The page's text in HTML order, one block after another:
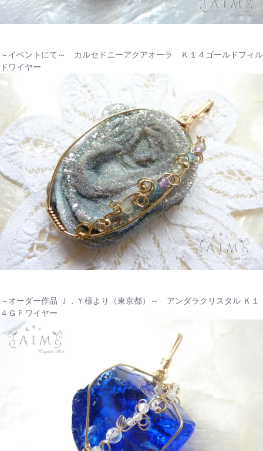
～イベントにて～ カルセドニーアクアオーラ Ｋ１４ゴールドフィル
ドワイヤー
～オーダー作品 Ｊ．Ｙ様より（東京都）～ アンダラクリスタル Ｋ１
４ＧＦワイヤー